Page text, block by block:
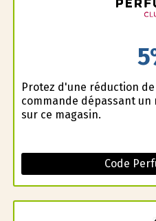
Profitez d'une réduction
commande dépassant
sur ce magasin.
Code